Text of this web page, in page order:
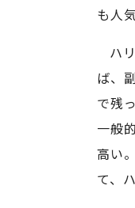
も人
ハ
ば、
で残
一般
高い
て、